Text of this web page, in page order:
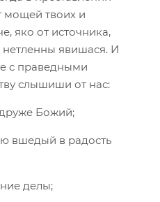
мощей твоих и
яко от источника,
явишася. И
с праведными
слышиши от нас:
Божий;
вшедый в радость
делы;